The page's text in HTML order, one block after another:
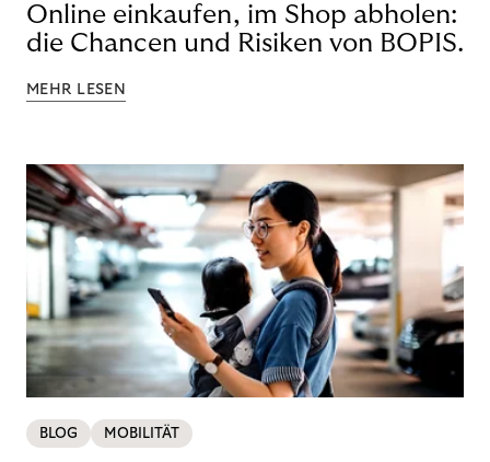
Online einkaufen, im Shop abholen:
die Chancen und Risiken von BOPIS.
MEHR LESEN
BLOG MOBILITÄT